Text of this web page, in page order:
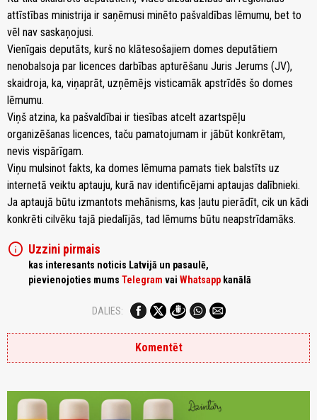
attīstības ministrija ir saņēmusi minēto pašvaldības lēmumu, bet to
vēl nav saskaņojusi.
Vienīgais deputāts, kurš no klātesošajiem domes deputātiem
nenobalsoja par licences darbības apturēšanu Juris Jerums (JV),
skaidroja, ka, viņaprāt, uzņēmējs visticamāk apstrīdēs šo domes
lēmumu.
Viņš atzina, ka pašvaldībai ir tiesības atcelt azartspēļu
organizēšanas licences, taču pamatojumam ir jābūt konkrētam,
nevis vispārīgam.
Viņu mulsinot fakts, ka domes lēmuma pamats tiek balstīts uz
internetā veiktu aptauju, kurā nav identificējami aptaujas dalībnieki.
Ja aptaujā būtu izmantots mehānisms, kas ļautu pierādīt, cik un kādi
konkrēti cilvēku tajā piedalījās, tad lēmums būtu neapstrīdamāks.
info Uzzini pirmais
kas interesants noticis Latvijā un pasaulē,
pievienojoties mums Telegram vai Whatsapp kanālā
DALIES:
Komentēt